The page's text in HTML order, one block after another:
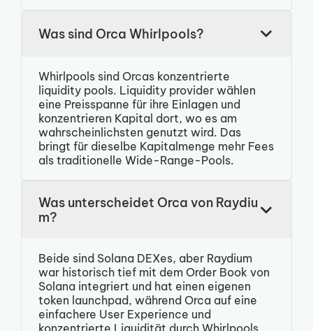
Was sind Orca Whirlpools?
Whirlpools sind Orcas konzentrierte
liquidity pools. Liquidity provider wählen
eine Preisspanne für ihre Einlagen und
konzentrieren Kapital dort, wo es am
wahrscheinlichsten genutzt wird. Das
bringt für dieselbe Kapitalmenge mehr Fees
als traditionelle Wide-Range-Pools.
Was unterscheidet Orca von Raydiu
m?
Beide sind Solana DEXes, aber Raydium
war historisch tief mit dem Order Book von
Solana integriert und hat einen eigenen
token launchpad, während Orca auf eine
einfachere User Experience und
konzentrierte Liquidität durch Whirlpools